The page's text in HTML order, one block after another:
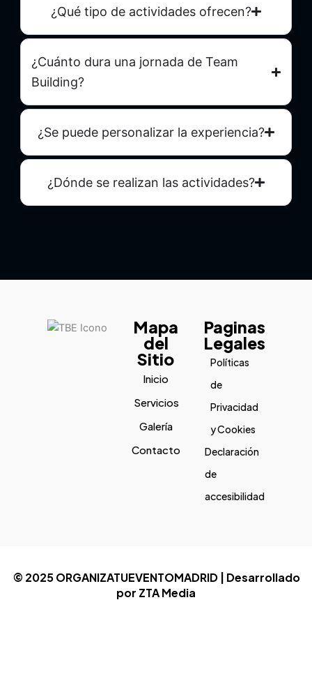
¿Qué tipo de actividades ofrecen?
¿Cuánto dura una jornada de Team
Building?
¿Se puede personalizar la experiencia?
¿Dónde se realizan las actividades?
Mapa
del
Sitio
Inicio
Servicios
Galería
Contacto
Paginas
Legales
Políticas
de
Privacidad
y Cookies
Declaración
de
accesibilidad
© 2025 ORGANIZATUEVENTOMADRID | Desarrollado
por ZTA Media